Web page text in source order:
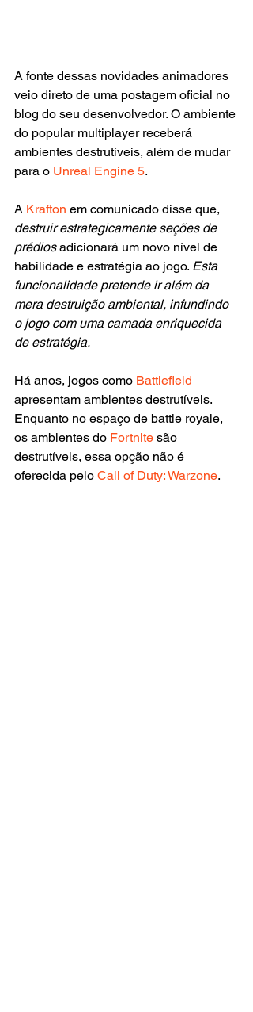
A fonte dessas novidades animadores
veio direto de uma postagem oficial no
blog do seu desenvolvedor. O ambiente
do popular multiplayer receberá
ambientes destrutíveis, além de mudar
para o Unreal Engine 5.
A Krafton em comunicado disse que,
destruir estrategicamente seções de
prédios adicionará um novo nível de
habilidade e estratégia ao jogo. Esta
funcionalidade pretende ir além da
mera destruição ambiental, infundindo
o jogo com uma camada enriquecida
de estratégia.
Há anos, jogos como Battlefield
apresentam ambientes destrutíveis.
Enquanto no espaço de battle royale,
os ambientes do Fortnite são
destrutíveis, essa opção não é
oferecida pelo Call of Duty: Warzone.